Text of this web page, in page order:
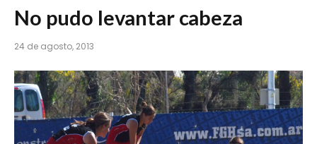
No pudo levantar cabeza
24 de agosto, 2013